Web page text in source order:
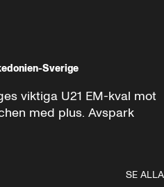
Sverige
viktiga U21 EM-kval mot
med plus. Avspark
SE ALLA